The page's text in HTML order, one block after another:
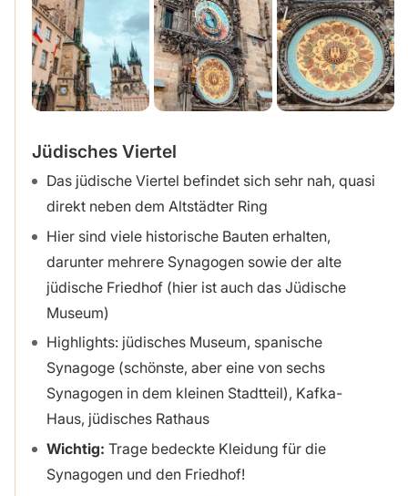
Jüdisches Viertel
Das jüdische Viertel befindet sich sehr nah, quasi
direkt neben dem Altstädter Ring
Hier sind viele historische Bauten erhalten,
darunter mehrere Synagogen sowie der alte
jüdische Friedhof (hier ist auch das Jüdische
Museum)
Highlights: jüdisches Museum, spanische
Synagoge (schönste, aber eine von sechs
Synagogen in dem kleinen Stadtteil), Kafka-
Haus, jüdisches Rathaus
Wichtig: Trage bedeckte Kleidung für die
Synagogen und den Friedhof!